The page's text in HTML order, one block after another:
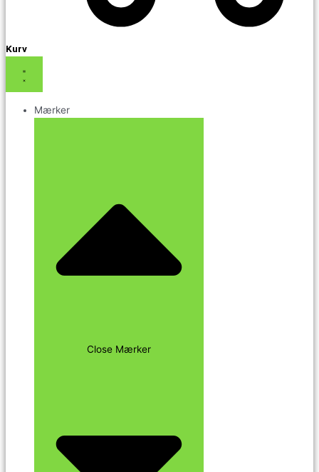
Kurv
Mærker
Close Mærker